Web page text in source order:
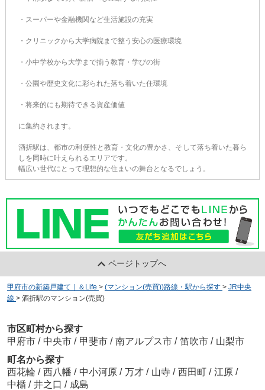
・スーパーや金融機関など生活施設の充実
・クリニックから大学病院まで整う安心の医療環境
・小中学校から大学まで揃う教育・学びの街
・公園や歴史文化に彩られた落ち着いた住環境
・将来的にも期待できる資産価値
に集約されます。
酒折駅は、都市の利便性と教育・文化の豊かさ、そして落ち着いた暮ら
しを同時に叶えられるエリアです。
幅広い世代にとって理想的な住まいの舞台となるでしょう。
ページトップへ
甲府市の新築戸建て｜＆Life > (マンション(売買))路線・駅から探す > JR中央
線 > 酒折駅のマンション(売買)
市区町村から探す
甲府市 / 中央市 / 甲斐市 / 南アルプス市 / 笛吹市 / 山梨市
町名から探す
西花輪 / 西八幡 / 中小河原 / 万才 / 山寺 / 西田町 / 江原 /
中楯 / 井之口 / 成島